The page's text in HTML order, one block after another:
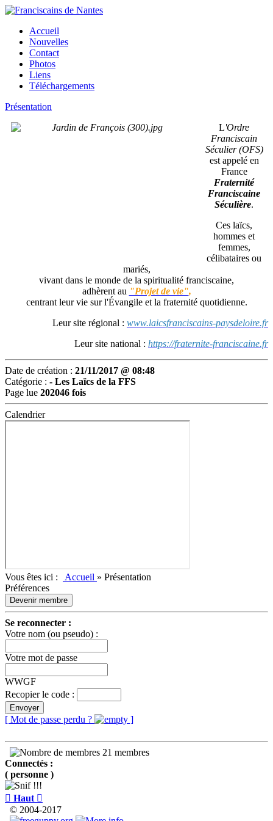
Accueil
Nouvelles
Contact
Photos
Liens
Téléchargements
Présentation
L'Ordre
Franciscain
Séculier (OFS)
est appelé en
France
Fraternité
Franciscaine
Séculière.
Ces laïcs,
hommes et
femmes,
célibataires ou
mariés,
vivant dans le monde de la spiritualité franciscaine,
adhèrent au "Projet de vie",
centrant leur vie sur l'Évangile et la fraternité quotidienne.
Leur site régional : www.laicsfranciscains-paysdeloire.fr
Leur site national : https://fraternite-franciscaine.fr
Date de création : 21/11/2017 @ 08:48
Catégorie : - Les Laïcs de la FFS
Page lue 202046 fois
Calendrier
Vous êtes ici : Accueil » Présentation
Préférences
Devenir membre
Se reconnecter :
Votre nom (ou pseudo) :
Votre mot de passe
WWGF
Recopier le code :
Envoyer
[ Mot de passe perdu ? ]
21 membres
Connectés :
( personne )
 Haut 
© 2004-2017